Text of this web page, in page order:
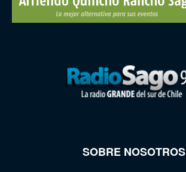
SOBRE NOSOTROS